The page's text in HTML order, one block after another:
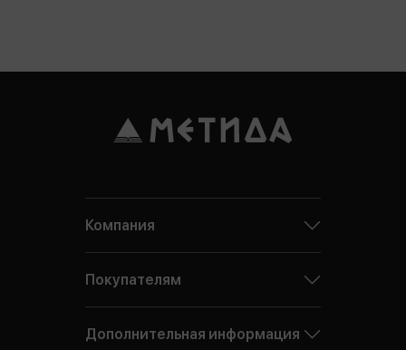
Компания
Покупателям
Дополнительная информация